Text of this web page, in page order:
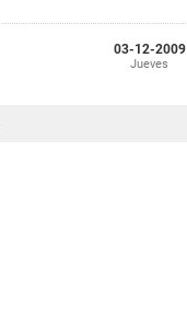
03-12-2009
Jueves